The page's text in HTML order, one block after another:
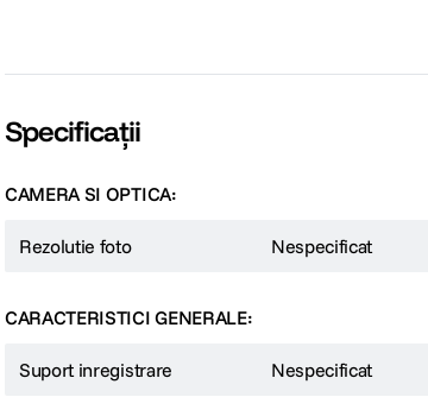
Specificații
CAMERA SI OPTICA:
Rezolutie foto Nespecificat
CARACTERISTICI GENERALE:
Suport inregistrare Nespecificat